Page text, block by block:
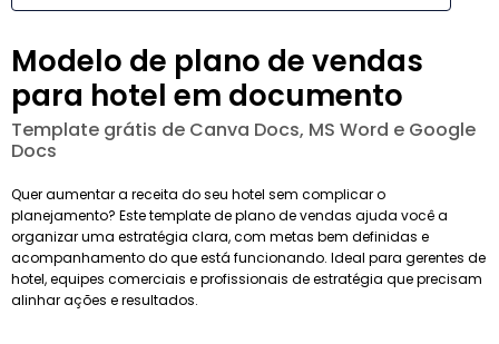
Modelo de plano de vendas
para hotel em documento
Template grátis de Canva Docs, MS Word e Google
Docs
Quer aumentar a receita do seu hotel sem complicar o
planejamento? Este template de plano de vendas ajuda você a
organizar uma estratégia clara, com metas bem definidas e
acompanhamento do que está funcionando. Ideal para gerentes de
hotel, equipes comerciais e profissionais de estratégia que precisam
alinhar ações e resultados.